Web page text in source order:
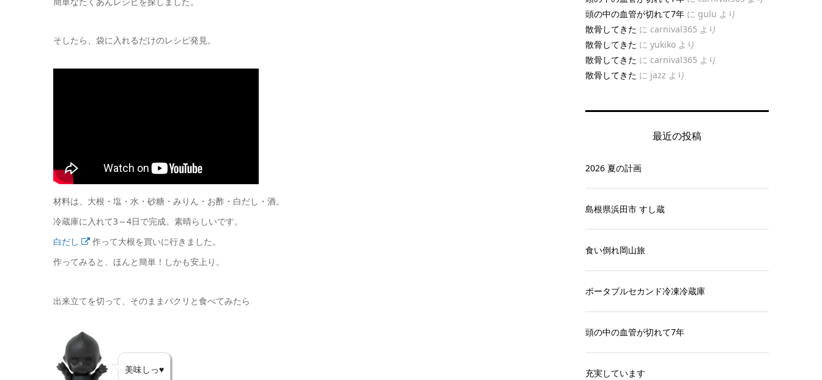
そしたら、袋に入れるだけのレシピ発見。
材料は、大根・塩・水・砂糖・みりん・お酢・白だし・酒。
冷蔵庫に入れて3～4日で完成。素晴らしいです。
白だし
作って大根を買いに行きました。
作ってみると、ほんと簡単！しかも安上り。
出来立てを切って、そのままパクリと食べてみたら
美味しっ♥
頭の中の血管が切れて7年 に gulu より
散骨してきた に carnival365 より
散骨してきた に yukiko より
散骨してきた に carnival365 より
散骨してきた に jazz より
最近の投稿
2026 夏の計画
島根県浜田市 すし蔵
食い倒れ岡山旅
ポータブルセカンド冷凍冷蔵庫
頭の中の血管が切れて7年
充実しています